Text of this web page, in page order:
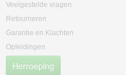
Veelgestelde vragen
Retourneren
Garantie en Klachten
Opleidingen
Herroeping